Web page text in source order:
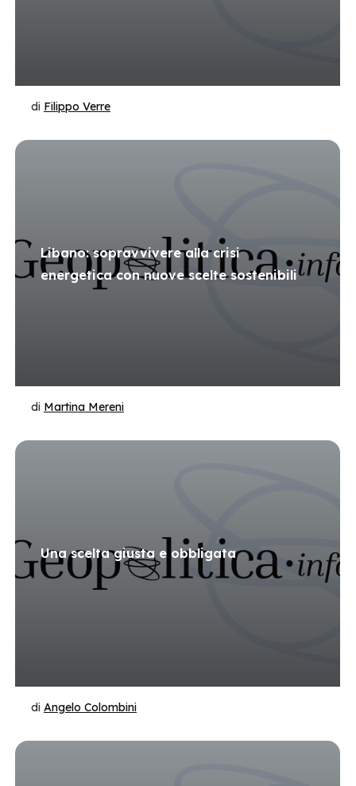
di Filippo Verre
Libano: sopravvivere alla crisi
energetica con nuove scelte sostenibili
di Martina Mereni
Una scelta giusta e obbligata
di Angelo Colombini